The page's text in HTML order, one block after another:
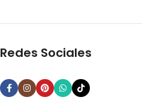
Redes Sociales